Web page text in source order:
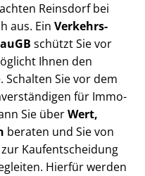
Reinsdorf bei
aus. Ein Ver­kehrs­
schützt Sie vor
Ihnen den
Sie vor dem
für Im­mo­
Sie überWert,
beraten und Sie von
Kauf­ent­schei­dung
Hierfür werden